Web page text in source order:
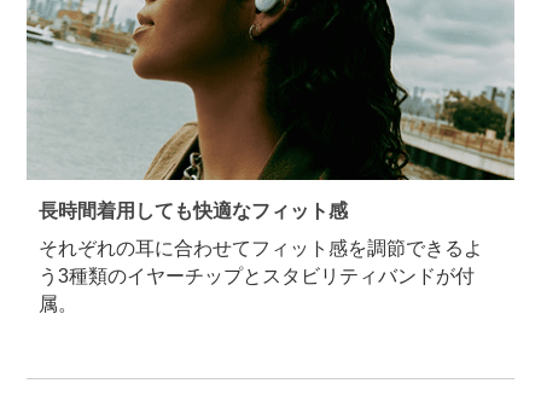
長時間着用しても快適なフィット感
それぞれの耳に合わせてフィット感を調節できるよ
う3種類のイヤーチップとスタビリティバンドが付
属。